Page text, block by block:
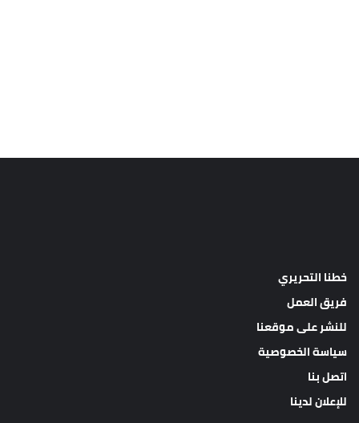
خطنا التحريري
فريق العمل
للنشر على موقعنا
سياسة الخصوصية
اتصل بنا
للإعلان لدينا